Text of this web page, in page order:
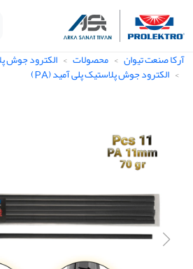
آرکا صنعت تیوان محصولات الکترود جوش
الکترود جوش پلاستیک پلی آمید (PA)